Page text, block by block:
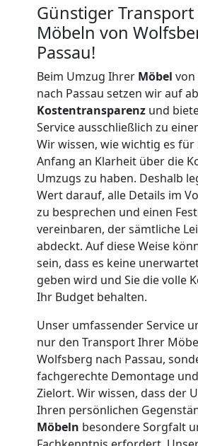
Günstiger Transport
Möbeln von
Passau!
Beim Umzug Ihrer Möbel von
nach Passau setzen wir auf
Kostentransparenz und
Service ausschließlich zu
Wir wissen, wie wichtig es für
Anfang an Klarheit über die
Umzugs zu haben. Deshalb
Wert darauf, alle Details im
zu besprechen und einen
vereinbaren, der sämtliche
abdeckt. Auf diese Weise
sein, dass es keine
geben wird und Sie die volle
Ihr Budget behalten.
Unser umfassender Service
nur den Transport Ihrer
Wolfsberg nach Passau,
fachgerechte Demontage
Zielort. Wir wissen, dass der
Ihren persönlichen
Möbeln besondere Sorgfalt
Expressumzug
Wolfsberg
Tragehilfe
Wolfsberg
Kleiner
Umzug
Wolfsberg
Küchenumzug
Wolfsberg
Umzug